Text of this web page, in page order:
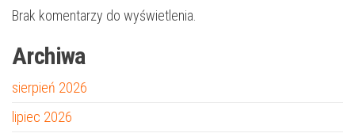
Brak komentarzy do wyświetlenia.
Archiwa
sierpień 2026
lipiec 2026